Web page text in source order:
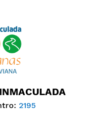
2195